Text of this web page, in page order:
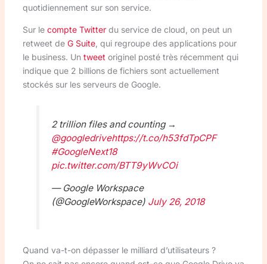
quotidiennement sur son service.
Sur le compte Twitterdu service de cloud, on peut un
retweet de G Suite, qui regroupe des applications pour
le business. Un tweetoriginel posté très récemment qui
indique que 2 billions de fichiers sont actuellement
stockés sur les serveurs de Google.
2 trillion files and counting →
@googledrivehttps://t.co/h53fdTpCPF
#GoogleNext18
pic.twitter.com/BTT9yWvCOi
— Google Workspace
(@GoogleWorkspace) July 26, 2018
Quand va-t-on dépasser le milliard d’utilisateurs ?